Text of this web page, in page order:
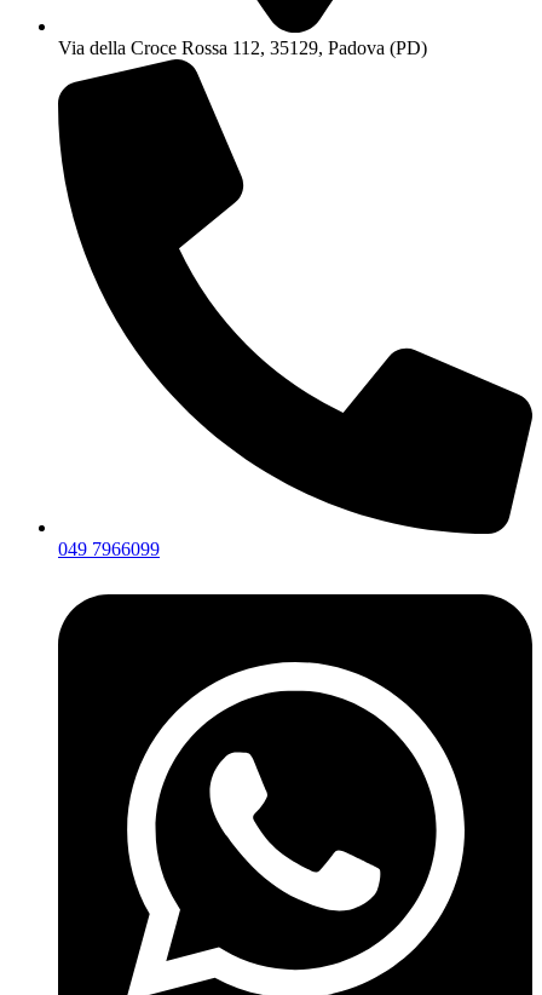
Via della Croce Rossa 112, 35129, Padova (PD)
049 7966099